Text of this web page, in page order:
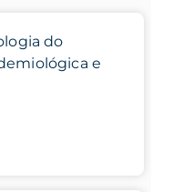
do
e